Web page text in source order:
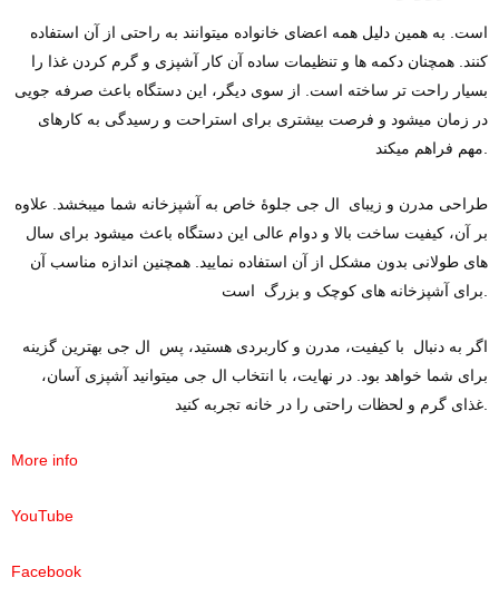
است. به همین دلیل همه اعضای خانواده میتوانند به راحتی از آن استفاده
کنند. همچنان دکمه‌ ها و تنظیمات ساده آن کار آشپزی و گرم ‌کردن غذا را
بسیار راحت ‌تر ساخته است. از سوی دیگر، این دستگاه باعث صرفه ‌جویی
در زمان میشود و فرصت بیشتری برای استراحت و رسیدگی به کارهای
طراحی مدرن و زیبای ال جی جلوهٔ خاص به آشپزخانه شما میبخشد. علاوه
بر آن، کیفیت ساخت بالا و دوام عالی این دستگاه باعث میشود برای سال‌
های طولانی بدون مشکل از آن استفاده نمایید. همچنین اندازه مناسب آن
اگر به دنبال با کیفیت، مدرن و کاربردی هستید، پس ال جی بهترین گزینه
برای شما خواهد بود. در نهایت، با انتخاب ال جی میتوانید آشپزی آسان،
More info
YouTube
Facebook